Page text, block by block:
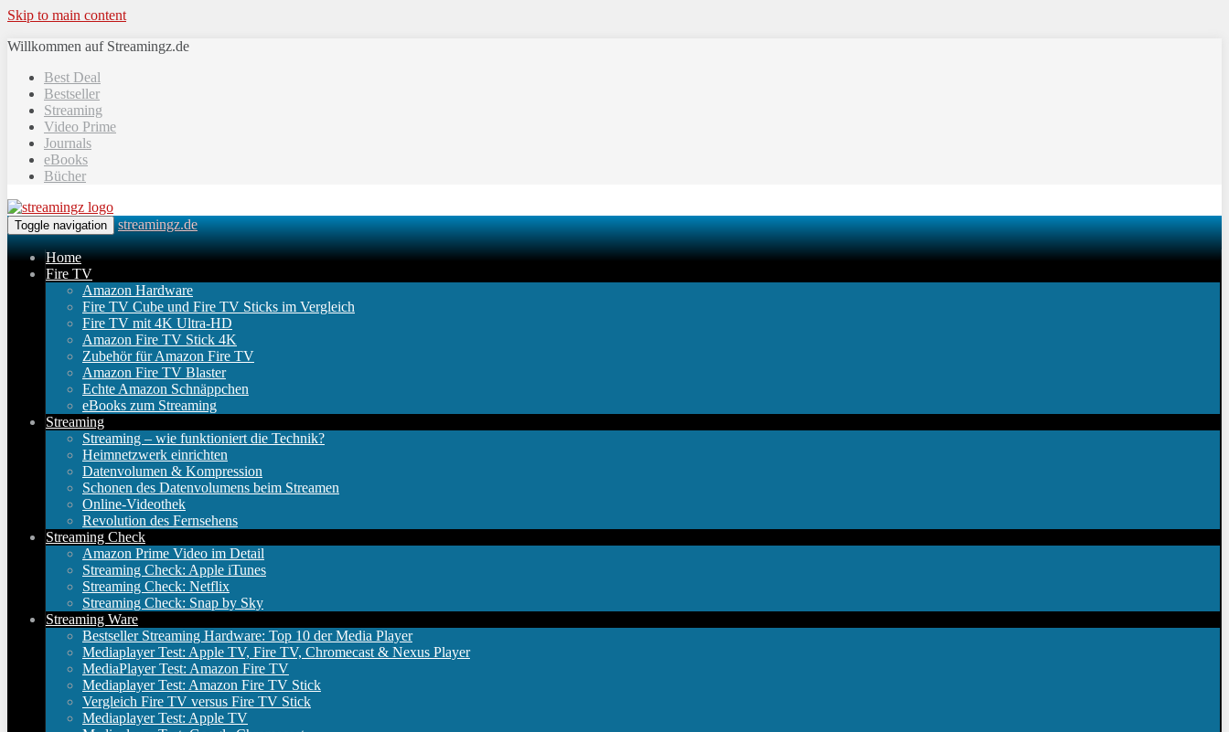
Skip to main content
Willkommen auf Streamingz.de
Best Deal
Bestseller
Streaming
Video Prime
Journals
eBooks
Bücher
Toggle navigation streamingz.de
Home
Fire TV
Amazon Hardware
Fire TV Cube und Fire TV Sticks im Vergleich
Fire TV mit 4K Ultra-HD
Amazon Fire TV Stick 4K
Zubehör für Amazon Fire TV
Amazon Fire TV Blaster
Echte Amazon Schnäppchen
eBooks zum Streaming
Streaming
Streaming – wie funktioniert die Technik?
Heimnetzwerk einrichten
Datenvolumen & Kompression
Schonen des Datenvolumens beim Streamen
Online-Videothek
Revolution des Fernsehens
Streaming Check
Amazon Prime Video im Detail
Streaming Check: Apple iTunes
Streaming Check: Netflix
Streaming Check: Snap by Sky
Streaming Ware
Bestseller Streaming Hardware: Top 10 der Media Player
Mediaplayer Test: Apple TV, Fire TV, Chromecast & Nexus Player
MediaPlayer Test: Amazon Fire TV
Mediaplayer Test: Amazon Fire TV Stick
Vergleich Fire TV versus Fire TV Stick
Mediaplayer Test: Apple TV